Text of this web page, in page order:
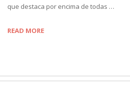
que destaca por encima de todas …
READ MORE